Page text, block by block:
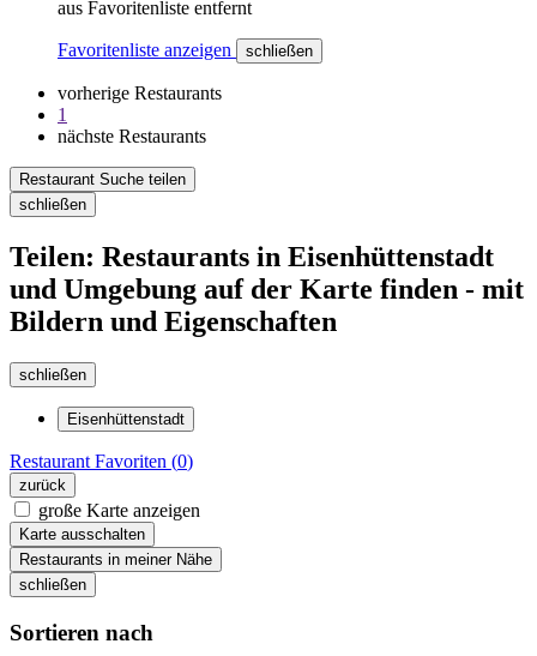
aus Favoritenliste entfernt
Favoritenliste anzeigen schließen
vorherige Restaurants
1
nächste Restaurants
Restaurant Suche teilen
schließen
Teilen: Restaurants in Eisenhüttenstadt
und Umgebung auf der Karte finden - mit
Bildern und Eigenschaften
schließen
Eisenhüttenstadt
Restaurant Favoriten (0)
zurück
große Karte anzeigen
Karte ausschalten
Restaurants in meiner Nähe
schließen
Sortieren nach